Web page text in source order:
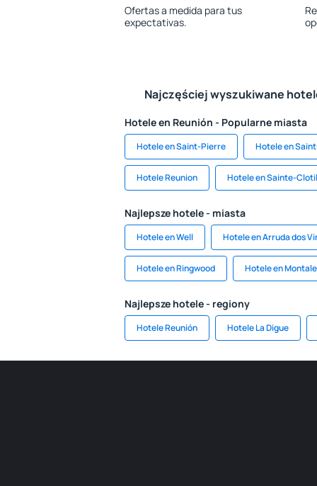
Ofertas a medida para tus
expectativas.
Najczęściej wyszukiwane
Hotele en Reunión - Popularne miasta
Hotele en Saint-Pierre Hotele en
Hotele Reunion Hotele en Sainte-
Najlepsze hotele - miasta
Hotele en Well Hotele en Arruda dos
Hotele en Ringwood Hotele en
Najlepsze hotele - regiony
Hotele Reunión Hotele La Digue